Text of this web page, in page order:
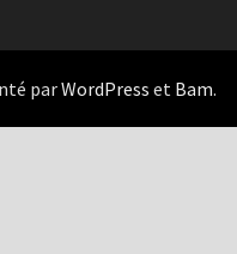
parWordPress et Bam.